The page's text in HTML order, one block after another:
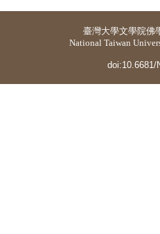
臺灣大學文學院佛
National Taiwan
doi:10.6681/